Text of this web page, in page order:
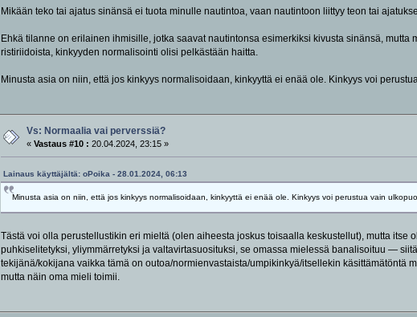
Mikään teko tai ajatus sinänsä ei tuota minulle nautintoa, vaan nautintoon liittyy teon tai
Ehkä tilanne on erilainen ihmisille, jotka saavat nautintonsa esimerkiksi kivusta sinänsä,
ristiriidoista, kinkyyden normalisointi olisi pelkästään haitta.
Minusta asia on niin, että jos kinkyys normalisoidaan, kinkyyttä ei enää ole. Kinkyys voi
Vs: Normaalia vai perverssiä?
«Vastaus #10 : 20.04.2024, 23:15 »
Lainaus käyttäjältä: oPoika - 28.01.2024, 06:13
Minusta asia on niin, että jos kinkyys normalisoidaan, kinkyyttä ei enää ole. Kinkyys voi perustua vain
Tästä voi olla perustellustikin eri mieltä (olen aiheesta joskus toisaalla keskustellut), mutta itse
puhkiselitetyksi, yliymmärretyksi ja valtavirtasuosituksi, se omassa mielessä banalisoituu —
tekijänä/kokijana vaikka tämä on outoa/normienvastaista/umpikinkyä/itsellekin käsittämätöntä
mutta näin oma mieli toimii.